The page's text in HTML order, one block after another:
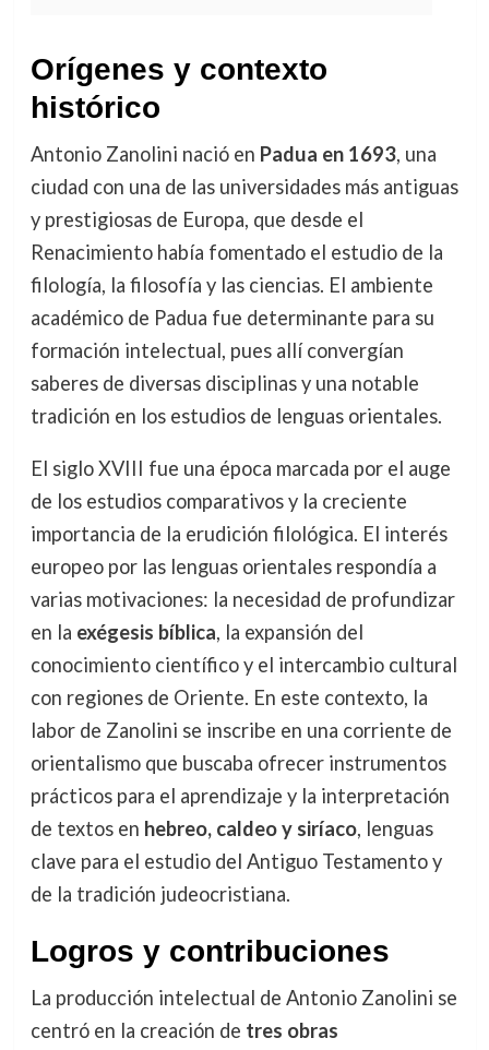
Orígenes y contexto
histórico
Antonio Zanolini nació en Padua en 1693, una
ciudad con una de las universidades más antiguas
y prestigiosas de Europa, que desde el
Renacimiento había fomentado el estudio de la
filología, la filosofía y las ciencias. El ambiente
académico de Padua fue determinante para su
formación intelectual, pues allí convergían
saberes de diversas disciplinas y una notable
tradición en los estudios de lenguas orientales.
El siglo XVIII fue una época marcada por el auge
de los estudios comparativos y la creciente
importancia de la erudición filológica. El interés
europeo por las lenguas orientales respondía a
varias motivaciones: la necesidad de profundizar
en la exégesis bíblica, la expansión del
conocimiento científico y el intercambio cultural
con regiones de Oriente. En este contexto, la
labor de Zanolini se inscribe en una corriente de
orientalismo que buscaba ofrecer instrumentos
prácticos para el aprendizaje y la interpretación
de textos en hebreo, caldeo y siríaco, lenguas
clave para el estudio del Antiguo Testamento y
de la tradición judeocristiana.
Logros y contribuciones
La producción intelectual de Antonio Zanolini se
centró en la creación de tres obras